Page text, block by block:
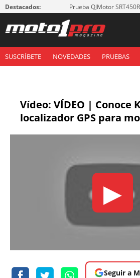
Destacados: Prueba QJMotor
SUSCRÍBETE NOVEDADES PRUEBAS
Vídeo: VÍDEO | Conoce
localizador GPS para
▶
Seguir a